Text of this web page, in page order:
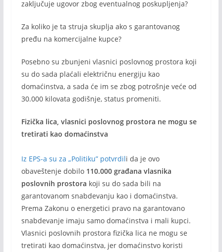
zaključuje ugovor zbog eventualnog poskupljenja?
Za koliko je ta struja skuplja ako s garantovanog
pređu na komercijalne kupce?
Posebno su zbunjeni vlasnici poslovnog prostora koji
su do sada plaćali električnu energiju kao
domaćinstva, a sada će im se zbog potrošnje veće od
30.000 kilovata godišnje, status promeniti.
Fizička lica, vlasnici poslovnog prostora ne mogu se
tretirati kao domaćinstva
Iz EPS-a su za „Politiku” potvrdili da je ovo
obaveštenje dobilo 110.000 građana vlasnika
poslovnih prostora koji su do sada bili na
garantovanom snabdevanju kao i domaćinstva.
Prema Zakonu o energetici pravo na garantovano
snabdevanje imaju samo domaćinstva i mali kupci.
Vlasnici poslovnih prostora fizička lica ne mogu se
tretirati kao domaćinstva, jer domaćinstvo koristi